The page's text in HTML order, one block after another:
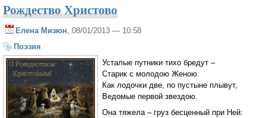
Рождество Христово
Елена Мизюн, 08/01/2013 — 10:58
Поэзия
Усталые путники тихо бредут –
Старик с молодою Женою.
Как лодочки две, по пустыне плывут,
Ведомые первой звездою.
Она тяжела – груз бесценный при Ней: